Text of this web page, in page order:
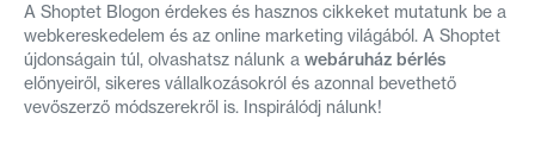
A Shoptet Blogon érdekes és hasznos cikkeket mutatunk be a
webkereskedelem és az online marketing világából. A Shoptet
újdonságain túl, olvashatsz nálunk a webáruház bérlés
előnyeiről, sikeres vállalkozásokról és azonnal bevethető
vevőszerző módszerekről is. Inspirálódj nálunk!